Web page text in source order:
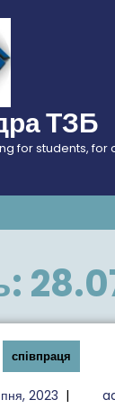
ТЗБ
for students, for
співпраця
202328|